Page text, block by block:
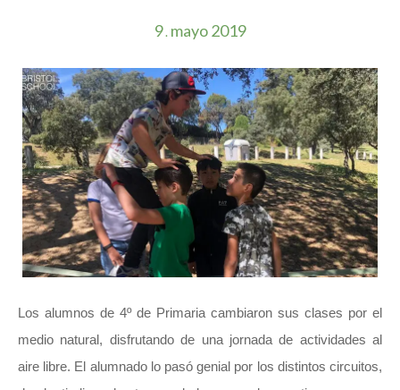
9. mayo2019
Los alumnos de 4º de Primaria cambiaron sus clases por el
medio natural, disfrutando de una jornada de actividades al
aire libre. El alumnado lo pasó genial por los distintos circuitos,